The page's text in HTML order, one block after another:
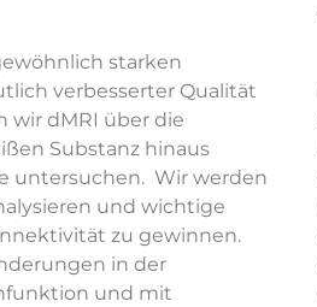
starken
verbesserter Qualität
wir dMRI über die
Substanz hinaus
untersuchen. Wir werden
und wichtige
zu gewinnen.
in der
und mit